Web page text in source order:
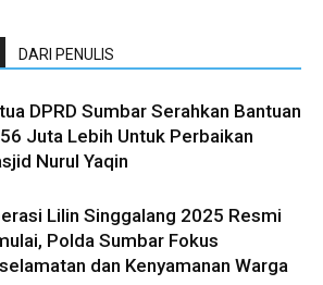
DARI PENULIS
DPRD Sumbar Serahkan Bantuan
Juta Lebih Untuk Perbaikan
Nurul Yaqin
Lilin Singgalang 2025 Resmi
Polda Sumbar Fokus
dan Kenyamanan Warga